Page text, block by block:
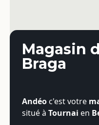
Magasin
Braga
Andéo c'est votre
situé à Tournai en